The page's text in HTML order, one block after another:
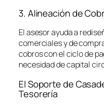
3. Alineación de
El asesor ayuda a
comerciales y de
cobros con el ciclo de
necesidad de capital
El Soporte de
Tesorería